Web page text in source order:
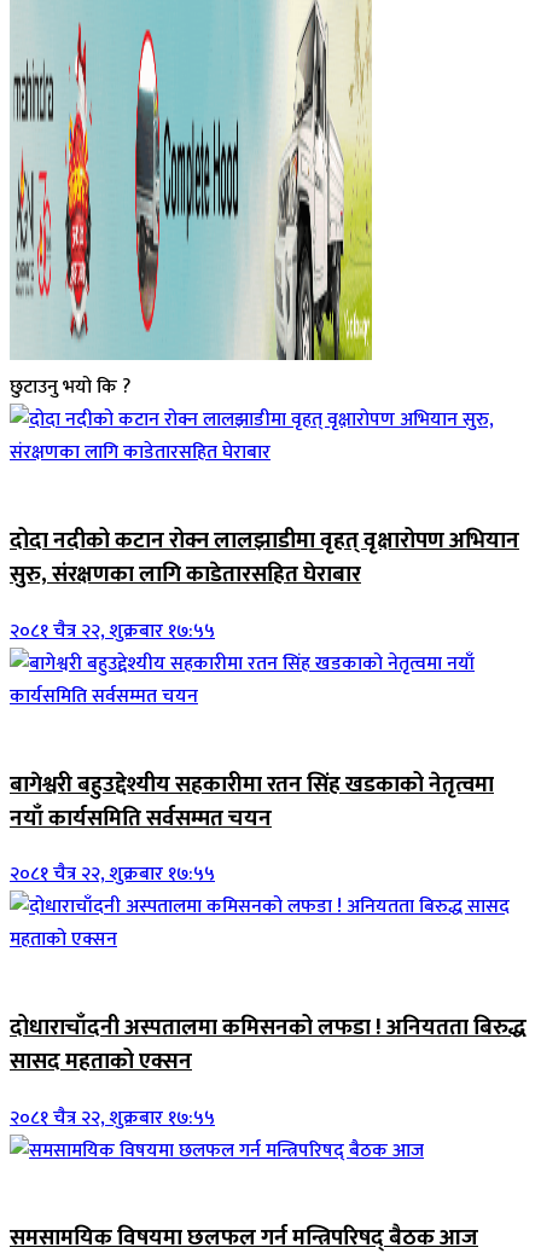
छुटाउनु भयो कि ?
दोदा नदीको कटान रोक्न लालझाडीमा वृहत् वृक्षारोपण अभियान
सुरु, संरक्षणका लागि काडेतारसहित घेराबार
२०८१ चैत्र २२, शुक्रबार १७:५५
बागेश्वरी बहुउद्देश्यीय सहकारीमा रतन सिंह खडकाको नेतृत्वमा
नयाँ कार्यसमिति सर्वसम्मत चयन
२०८१ चैत्र २२, शुक्रबार १७:५५
दोधाराचाँदनी अस्पतालमा कमिसनको लफडा ! अनियतता बिरुद्ध
सासद महताको एक्सन
२०८१ चैत्र २२, शुक्रबार १७:५५
समसामयिक विषयमा छलफल गर्न मन्त्रिपरिषद् बैठक आज